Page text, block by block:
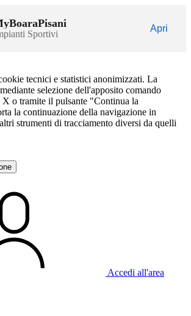
Sportivi
Apri
tecnici e statistici anonimizzati. La
selezione dell'apposito comando
o tramite il pulsante "Continua la
la continuazione della navigazione in
strumenti di tracciamento diversi da quelli
Accedi all'area